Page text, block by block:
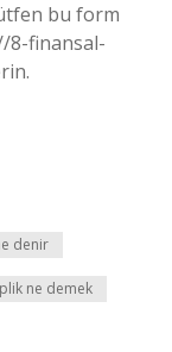
bu form
8-finansal-
denir
ne demek